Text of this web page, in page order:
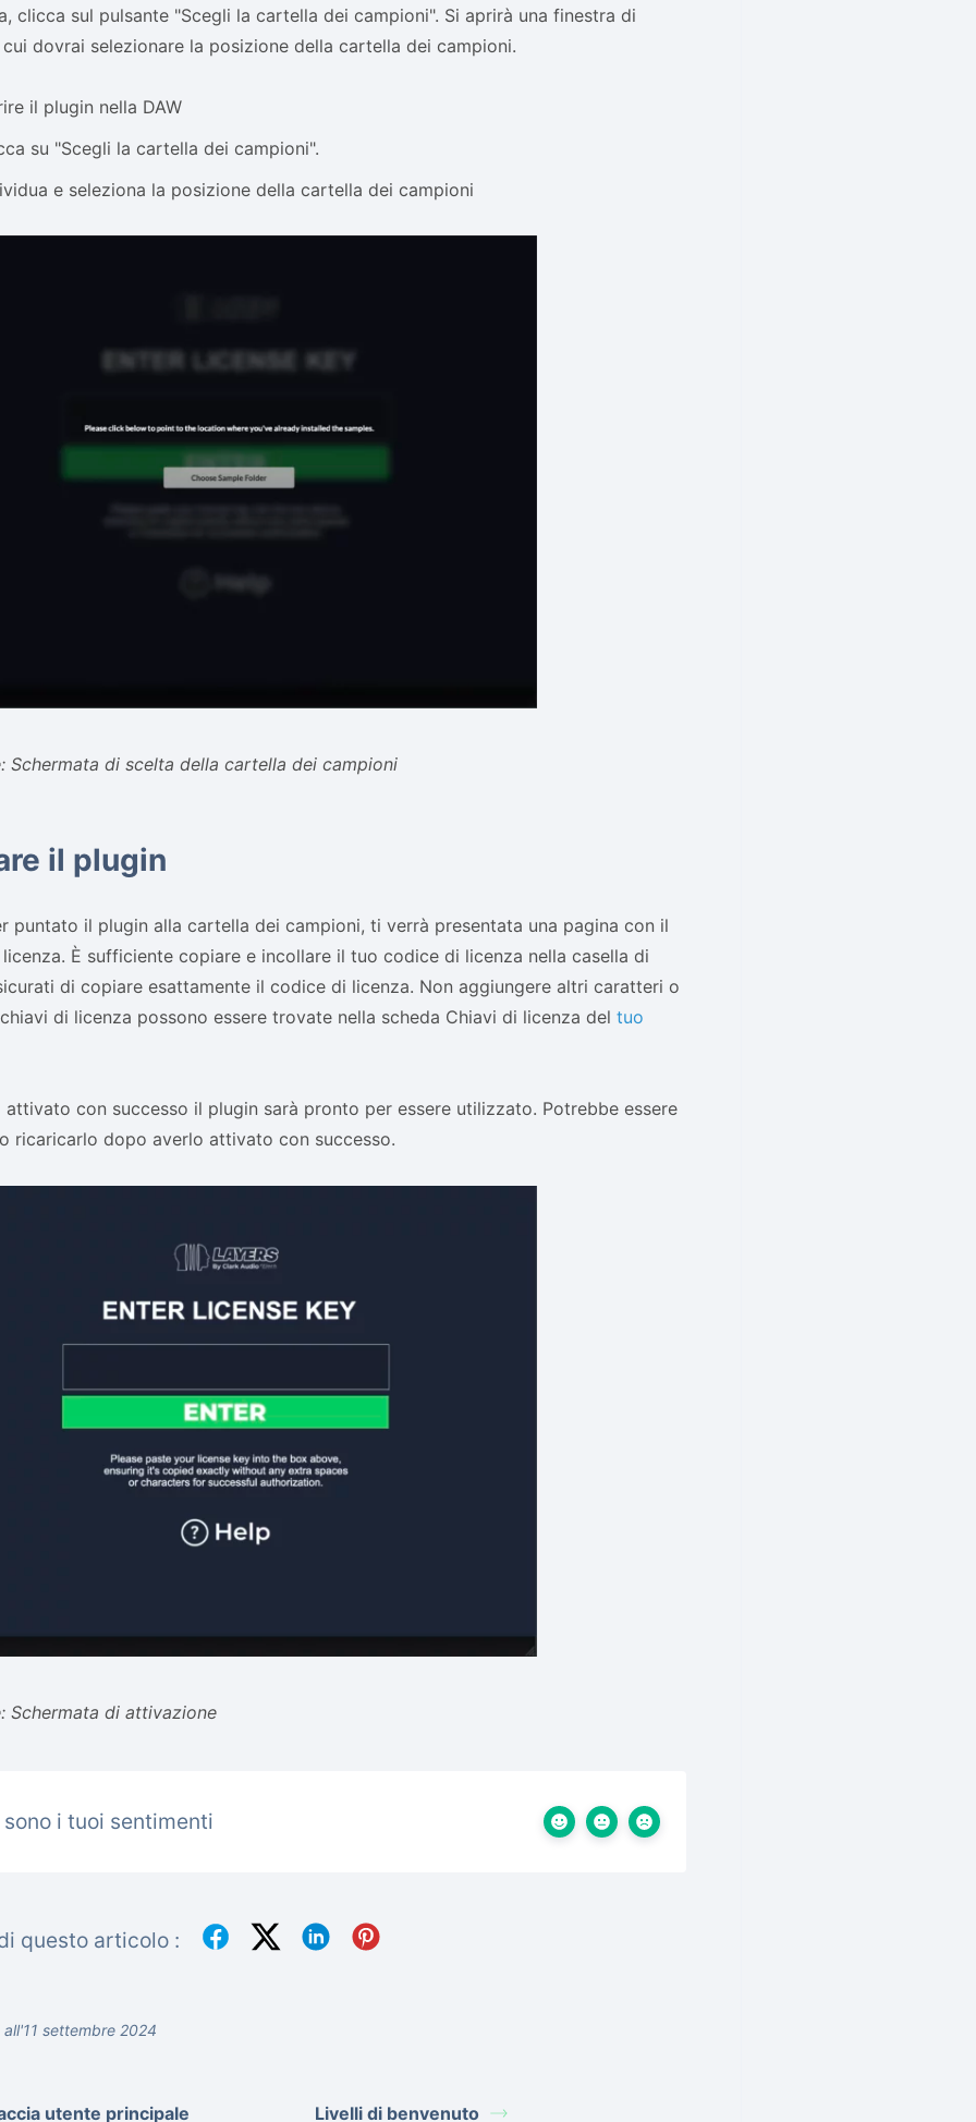
clicca sul pulsante "Scegli la cartella dei campioni". Si aprirà una finestra di
dovrai selezionare la posizione della cartella dei campioni.
il plugin nella DAW
su "Scegli la cartella dei campioni".
e seleziona la posizione della cartella dei campioni
Schermata di scelta della cartella dei campioni
il plugin
puntato il plugin alla cartella dei campioni, ti verrà presentata una pagina con il
È sufficiente copiare e incollare il tuo codice di licenza nella casella di
di copiare esattamente il codice di licenza. Non aggiungere altri caratteri o
di licenza possono essere trovate nella scheda Chiavi di licenza del tuo
attivato con successo il plugin sarà pronto per essere utilizzato. Potrebbe essere
ricaricarlo dopo averlo attivato con successo.
Schermata di attivazione
i tuoi sentimenti
questo articolo :
settembre 2024
utente principale Livelli di benvenuto